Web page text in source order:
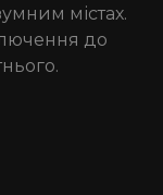
містах.
до